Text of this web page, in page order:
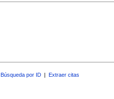
Búsqueda por ID | Extraer citas